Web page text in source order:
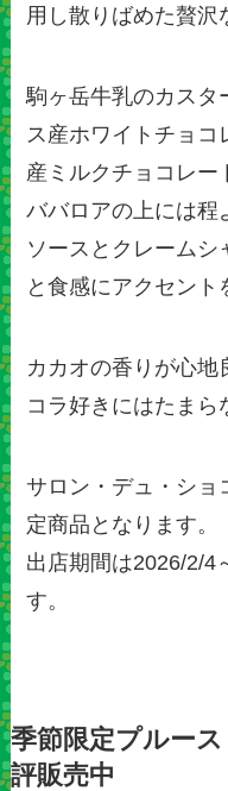
用し散りばめた贅沢
駒ヶ岳牛乳のカスタ
ス産ホワイトチョコ
産ミルクチョコレー
ババロアの上には程
ソースとクレームシ
と食感にアクセント
カカオの香りが心地
コラ好きにはたまら
サロン・デュ・ショ
定商品となります。
出店期間は2026/2/4
す。
季節限定プルー
評販売中